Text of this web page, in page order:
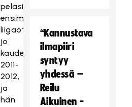
pelasi
ensimmäiset
liigaottelunsa
jo
kaudella
2011-
2012,
ja
hän
“Kannustava
ilmapiiri
syntyy
yhdessä –
Reilu
Aikuinen -